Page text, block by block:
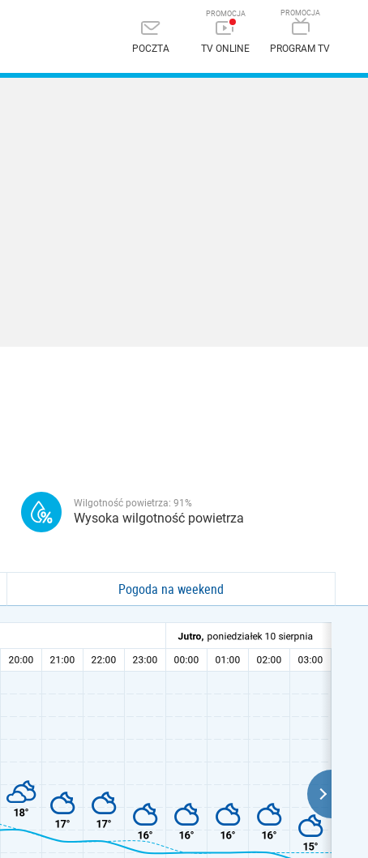
POCZTA TV ONLINE PROGRAM TV
Wilgotność powietrza: 91 %
Wysoka wilgotność powietrza
Pogoda na weekend